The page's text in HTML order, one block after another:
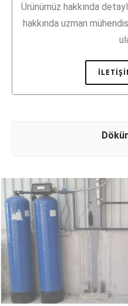
Ürünümüz hakkında
hakkında uzman